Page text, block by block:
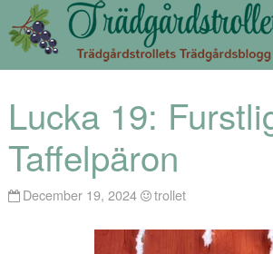
Lucka 19:
Taffelpäron
December 19, 2024 trollet